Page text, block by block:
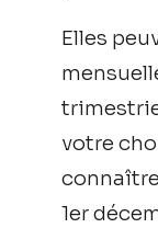
Elles
votre
1er